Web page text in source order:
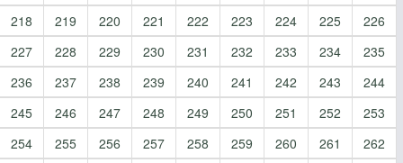
218
219 220 221 222 223 224 225
226
227
228 229 230 231 232 233 234
235
236
237 238 239 240 241 242 243
244
245
246 247 248 249 250 251 252
253
254
255 256 257 258 259 260 261
262